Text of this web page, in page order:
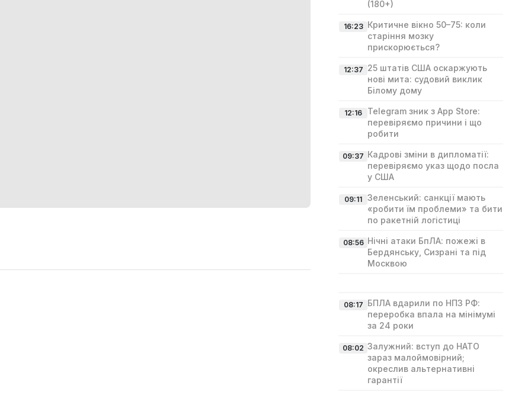
(180+)
16:23 Критичне вікно 50–75: коли
старіння мозку
прискорюється?
12:37 25 штатів США оскаржують
нові мита: судовий виклик
Білому дому
12:16
Telegram зник з App Store:
перевіряємо причини і що
робити
09:37 Кадрові зміни в дипломатії:
перевіряємо указ щодо посла
у США
09:11 Зеленський: санкції мають
«робити їм проблеми» та бити
по ракетній логістиці
08:56 Нічні атаки БпЛА: пожежі в
Бердянську, Сизрані та під
Москвою
08:17 БПЛА вдарили по НПЗ РФ:
переробка впала на мінімумі
за 24 роки
08:02 Залужний: вступ до НАТО
зараз малоймовірний;
окреслив альтернативні
гарантії